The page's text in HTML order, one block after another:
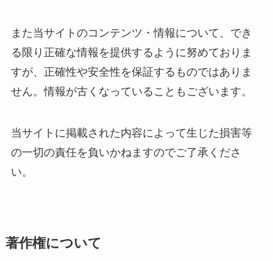
また当サイトのコンテンツ・情報について、でき
る限り正確な情報を提供するように努めておりま
すが、正確性や安全性を保証するものではありま
せん。情報が古くなっていることもございます。
当サイトに掲載された内容によって生じた損害等
の一切の責任を負いかねますのでご了承くださ
い。
著作権について